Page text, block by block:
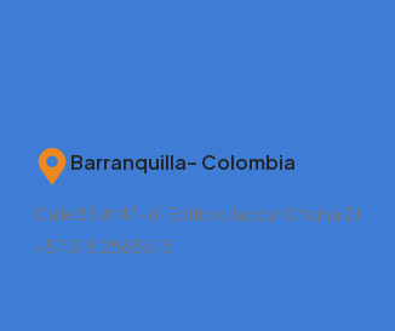
Barranquilla– Colombia
Calle 85 # 47-61 Edificio Jaccur Oficina 2J
+57 315 2885513